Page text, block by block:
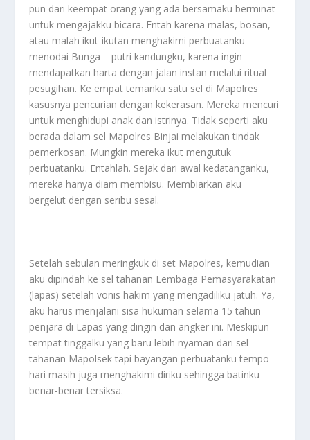
pun dari keempat orang yang ada bersamaku berminat
untuk mengajakku bicara. Entah karena malas, bosan,
atau malah ikut-ikutan menghakimi perbuatanku
menodai Bunga – putri kandungku, karena ingin
mendapatkan harta dengan jalan instan melalui ritual
pesugihan. Ke empat temanku satu sel di Mapolres
kasusnya pencurian dengan kekerasan. Mereka mencuri
untuk menghidupi anak dan istrinya. Tidak seperti aku
berada dalam sel Mapolres Binjai melakukan tindak
pemerkosan. Mungkin mereka ikut mengutuk
perbuatanku. Entahlah. Sejak dari awal kedatanganku,
mereka hanya diam membisu. Membiarkan aku
bergelut dengan seribu sesal.
Setelah sebulan meringkuk di set Mapolres, kemudian
aku dipindah ke sel tahanan Lembaga Pemasyarakatan
(lapas) setelah vonis hakim yang mengadiliku jatuh. Ya,
aku harus menjalani sisa hukuman selama 15 tahun
penjara di Lapas yang dingin dan angker ini. Meskipun
tempat tinggalku yang baru lebih nyaman dari sel
tahanan Mapolsek tapi bayangan perbuatanku tempo
hari masih juga menghakimi diriku sehingga batinku
benar-benar tersiksa.